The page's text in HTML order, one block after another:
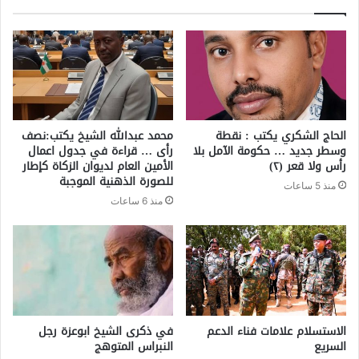
الحاج الشكري يكتب : نقطة
وسطر جديد … حكومة الآمل بلا
رأس ولا قعر (٢)
منذ 5 ساعات
محمد عبدالله الشيخ يكتب:نصف
رأى … قراءة في جدول اعمال
الأمين العام لديوان الزكاة كإطار
للصورة الذهنية الموجبة
منذ 6 ساعات
الاستسلام علامات فناء الدعم
السريع
في ذكرى الشيخ ابوعزة رجل
النبراس المتوهج